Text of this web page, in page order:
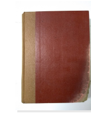
Poesía
Política
Psicología. Educación
Religión
Revistas